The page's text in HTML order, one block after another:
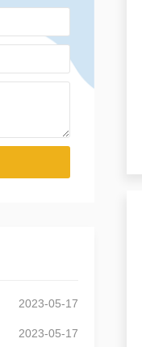
2023-05-17
2023-05-17